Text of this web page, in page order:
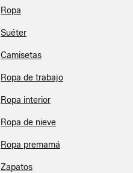
Ropa
Suéter
Camisetas
Ropa de trabajo
Ropa interior
Ropa de nieve
Ropa premamá
Zapatos